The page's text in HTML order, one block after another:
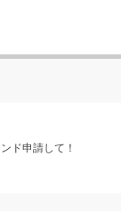
ド申請して！